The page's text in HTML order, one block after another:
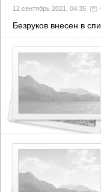
12 сентябрь 2021, 04:35
Безруков внесен в